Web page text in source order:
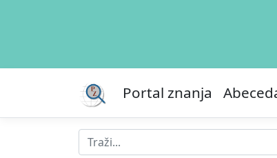
Portal znanja